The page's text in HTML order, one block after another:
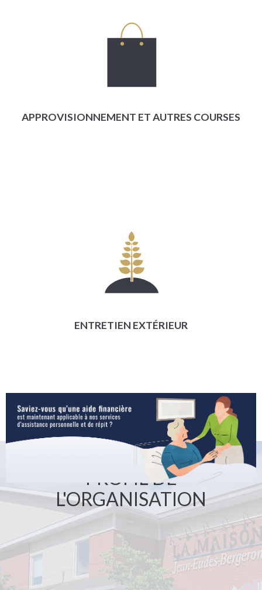
APPROVISIONNEMENT ET AUTRES COURSES
ENTRETIEN EXTÉRIEUR
PROFIL DE
L'ORGANISATION